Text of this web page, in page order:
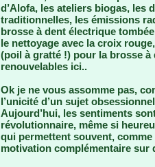
d’Alofa, les ateliers biogas, les
traditionnelles, les émissions
brosse à dent électrique
le nettoyage avec la croix
(poil à gratté !) pour la brosse
renouvelables ici..
Ok je ne vous assomme pas,
l’unicité d’un sujet
Aujourd’hui, les sentiments
révolutionnaire, même si
qui permettent souvent,
motivation complémentaire sur